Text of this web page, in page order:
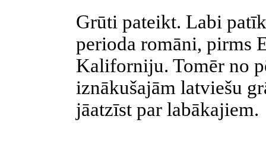
Grūti pateikt. Labi
perioda romāni, pirms
Kaliforniju. Tomēr no
iznākušajām latviešu
jāatzīst par labākajiem.